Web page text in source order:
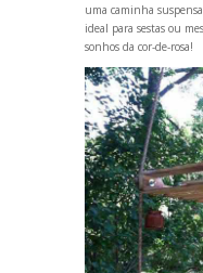
uma caminha
ideal para sestas ou
sonhos da cor-de-rosa!